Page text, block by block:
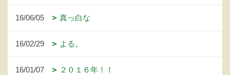
16/06/05 真っ白な
16/02/29 よる。
16/01/07 ２０１６年！！